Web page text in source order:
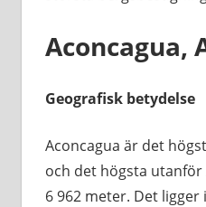
Aconcagua,
Geografisk betydelse
Aconcagua är det
och det högsta
6 962 meter. Det